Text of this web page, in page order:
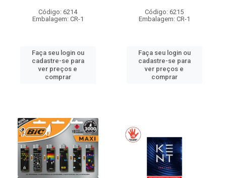
Código: 6214
Embalagem: CR-1
Faça seu login ou
cadastre-se para
ver preços e
comprar
Código: 6215
Embalagem: CR-1
Faça seu login ou
cadastre-se para
ver preços e
comprar